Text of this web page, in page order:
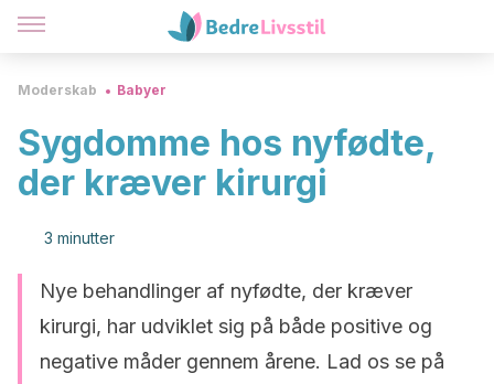
Moderskab Babyer
Sygdomme hos nyfødte,
der kræver kirurgi
3 minutter
Nye behandlinger af nyfødte, der kræver
kirurgi, har udviklet sig på både positive og
negative måder gennem årene. Lad os se på